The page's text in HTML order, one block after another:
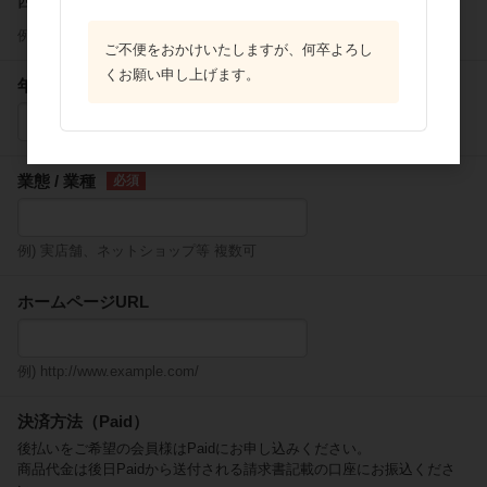
例) 2000年10月
年商
業態 / 業種
例) 実店舗、ネットショップ等 複数可
ホームページURL
例) http://www.example.com/
決済方法（Paid）
後払いをご希望の会員様はPaidにお申し込みください。
商品代金は後日Paidから送付される請求書記載の口座にお振込くださ
ご不便をおかけいたしますが、何卒よろし
くお願い申し上げます。